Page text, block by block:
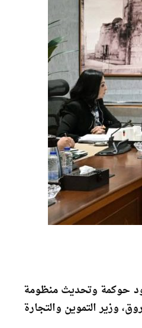
حوكمة وتحديث منظومة
وزير التموين والتجارة